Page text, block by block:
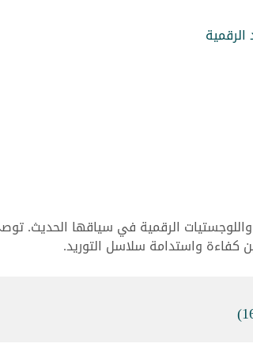
واللوجستيات الرقمية في سياقها الحديث.
كفاءة واستدامة سلاسل التوريد.